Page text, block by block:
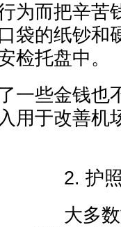
为而把辛苦
袋的纸钞和
检托盘中。
些金钱也
用于改善机
2. 护照
大多数